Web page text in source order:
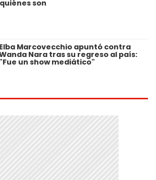
quiénes son
Elba Marcovecchio apuntó contra
Nara tras su regreso al país:
"Fue un show mediático"